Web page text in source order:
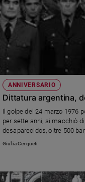
ANNIVERSARIO
Dittatura argentina,
Il golpe del 24 marzo 1976
per sette anni, si macchiò
desaparecidos, oltre 500
detenzione e consegnati ad
Giulia Cerqueti